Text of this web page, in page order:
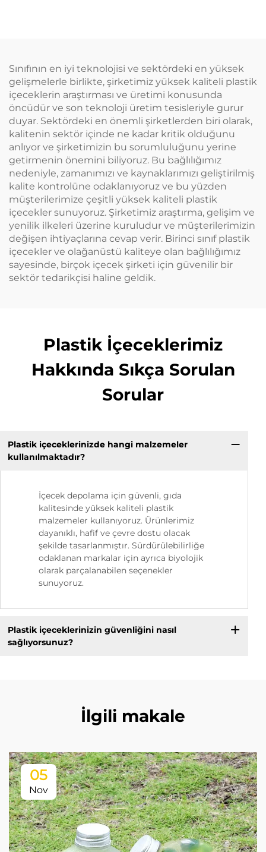
Sınıfının en iyi teknolojisi ve sektördeki en yüksek
gelişmelerle birlikte, şirketimiz yüksek kaliteli plastik
içeceklerin araştırması ve üretimi konusunda
öncüdür ve son teknoloji üretim tesisleriyle gurur
duyar. Sektördeki en önemli şirketlerden biri olarak,
kalitenin sektör içinde ne kadar kritik olduğunu
anlıyor ve şirketimizin bu sorumluluğunu yerine
getirmenin önemini biliyoruz. Bu bağlılığımız
nedeniyle, zamanımızı ve kaynaklarımızı geliştirilmiş
kalite kontrolüne odaklanıyoruz ve bu yüzden
müşterilerimize çeşitli yüksek kaliteli plastik
içecekler sunuyoruz. Şirketimiz araştırma, gelişim ve
yenilik ilkeleri üzerine kuruludur ve müşterilerimizin
değişen ihtiyaçlarına cevap verir. Birinci sınıf plastik
içecekler ve olağanüstü kaliteye olan bağlılığımız
sayesinde, birçok içecek şirketi için güvenilir bir
sektör tedarikçisi haline geldik.
Plastik İçeceklerimiz
Hakkında Sıkça Sorulan
Sorular
Plastik içeceklerinizde hangi malzemeler
kullanılmaktadır?
İçecek depolama için güvenli, gıda
kalitesinde yüksek kaliteli plastik
malzemeler kullanıyoruz. Ürünlerimiz
dayanıklı, hafif ve çevre dostu olacak
şekilde tasarlanmıştır. Sürdürülebilirliğe
odaklanan markalar için ayrıca biyolojik
olarak parçalanabilen seçenekler
sunuyoruz.
Plastik içeceklerinizin güvenliğini nasıl
sağlıyorsunuz?
İlgili makale
05
Nov